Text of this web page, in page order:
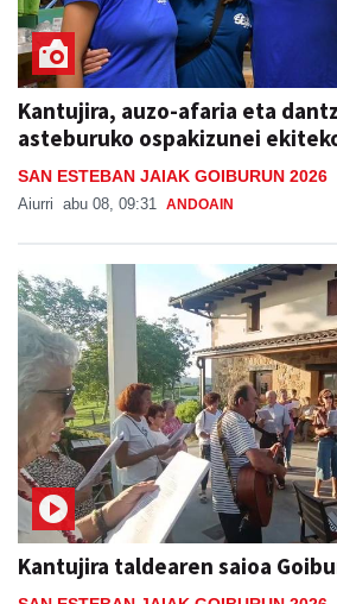
Kantujira, auzo-afaria eta
asteburuko ospakizunei
SAN ESTEBAN JAIAK GOIBURUN 2026
Aiurri abu 08, 09:31 ANDOAIN
Kantujira taldearen saioa